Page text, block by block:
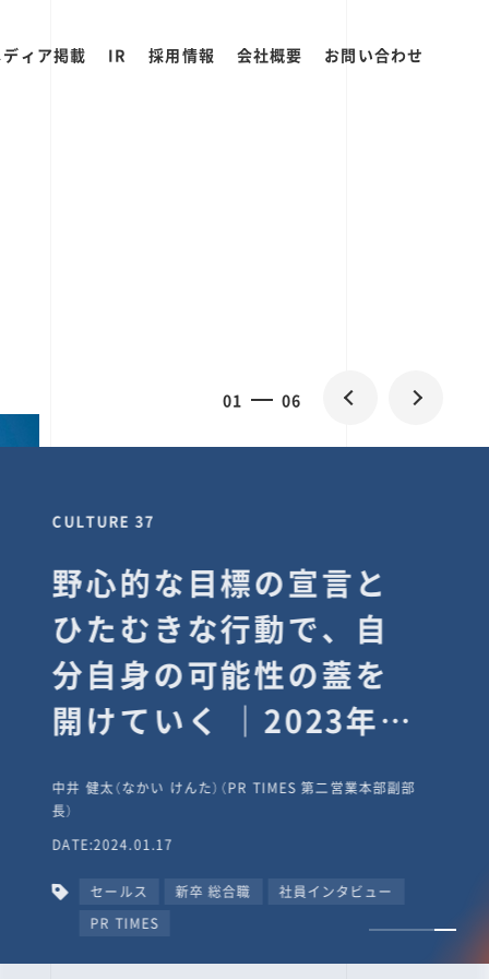
ィア掲載 IR 採用情報 会社概要 お問い合わせ
01 06
CULTURE 37
野心的な目標の宣言と
ひたむきな行動で、自
分自身の可能性の蓋を
開けていく ｜2023年度
タビュー #PR
TIMESな人たち
中井 健太（なかい けんた）（PR TIMES 第二営業本部副部
長）
DATE:2024.01.17
セールス 新卒 総合職
社員インタビュー
PR TIMES